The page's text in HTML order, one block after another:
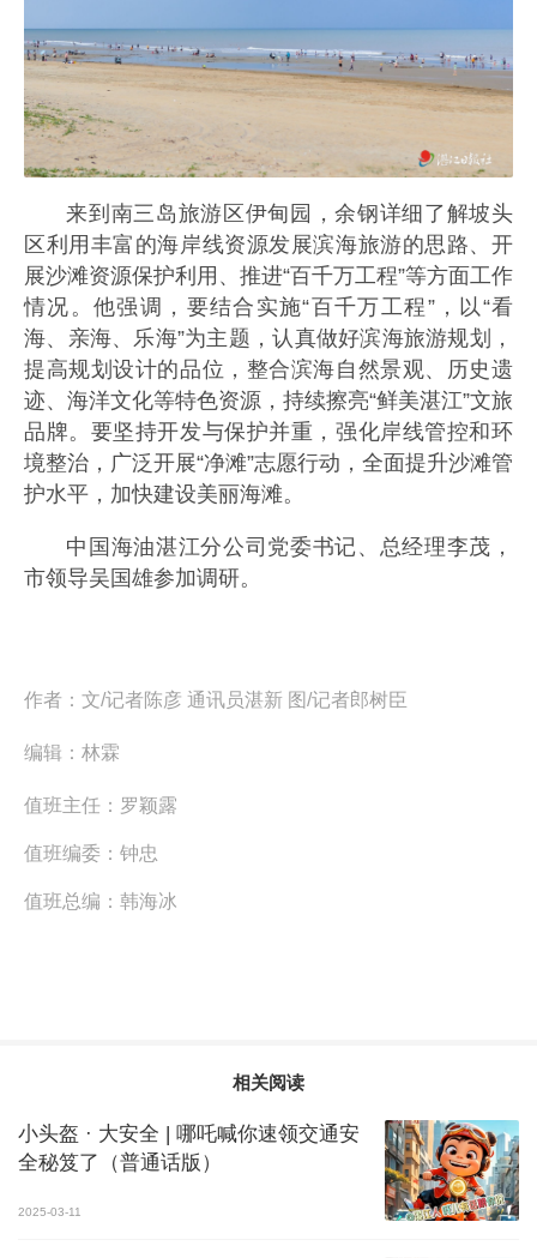
来到南三岛旅游区伊甸园，余钢详细了解坡头
区利用丰富的海岸线资源发展滨海旅游的思路、开
展沙滩资源保护利用、推进“百千万工程”等方面工作
情况。他强调，要结合实施“百千万工程”，以“看
海、亲海、乐海”为主题，认真做好滨海旅游规划，
提高规划设计的品位，整合滨海自然景观、历史遗
迹、海洋文化等特色资源，持续擦亮“鲜美湛江”文旅
品牌。要坚持开发与保护并重，强化岸线管控和环
境整治，广泛开展“净滩”志愿行动，全面提升沙滩管
护水平，加快建设美丽海滩。
中国海油湛江分公司党委书记、总经理李茂，
市领导吴国雄参加调研。
作者： 文/记者陈彦 通讯员湛新 图/记者郎树臣
编辑： 林霖
值班主任： 罗颖露
值班编委： 钟忠
值班总编： 韩海冰
相关阅读
小头盔 · 大安全 | 哪吒喊你速领交通安
全秘笈了（普通话版）
2025-03-11